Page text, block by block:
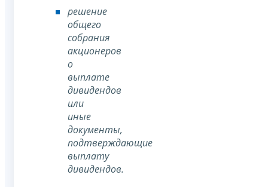
решение
общего
собрания
акционеров
о
выплате
дивидендов
или
иные
документы,
подтверждающие
выплату
дивидендов.